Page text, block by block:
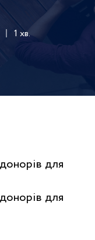
1 хв.
для
для